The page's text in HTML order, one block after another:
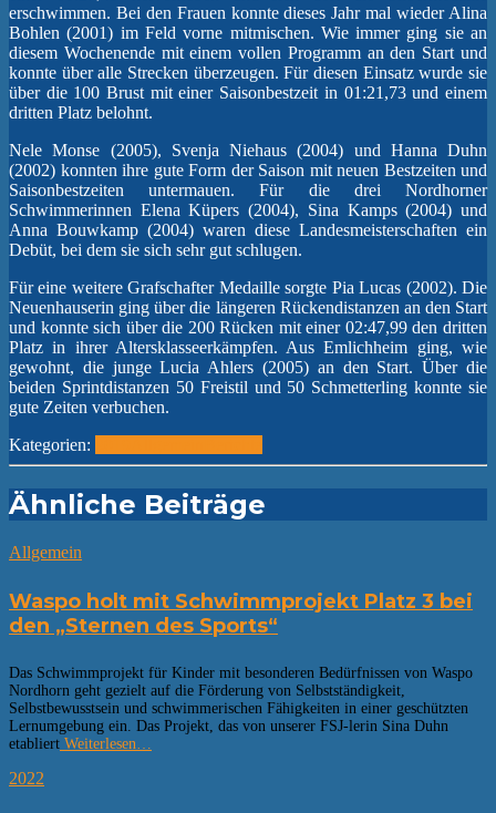
erschwimmen. Bei den Frauen konnte dieses Jahr mal wieder Alina
Bohlen (2001) im Feld vorne mitmischen. Wie immer ging sie an
diesem Wochenende mit einem vollen Programm an den Start und
konnte über alle Strecken überzeugen. Für diesen Einsatz wurde sie
über die 100 Brust mit einer Saisonbestzeit in 01:21,73 und einem
dritten Platz belohnt.
Nele Monse (2005), Svenja Niehaus (2004) und Hanna Duhn
(2002) konnten ihre gute Form der Saison mit neuen Bestzeiten und
Saisonbestzeiten untermauen. Für die drei Nordhorner
Schwimmerinnen Elena Küpers (2004), Sina Kamps (2004) und
Anna Bouwkamp (2004) waren diese Landesmeisterschaften ein
Debüt, bei dem sie sich sehr gut schlugen.
Für eine weitere Grafschafter Medaille sorgte Pia Lucas (2002). Die
Neuenhauserin ging über die längeren Rückendistanzen an den Start
und konnte sich über die 200 Rücken mit einer 02:47,99 den dritten
Platz in ihrer Altersklasseerkämpfen. Aus Emlichheim ging, wie
gewohnt, die junge Lucia Ahlers (2005) an den Start. Über die
beiden Sprintdistanzen 50 Freistil und 50 Schmetterling konnte sie
gute Zeiten verbuchen.
Kategorien:
Ähnliche Beiträge
Allgemein
Waspo holt mit Schwimmprojekt Platz 3 bei
den „Sternen des Sports“
Das Schwimmprojekt für Kinder mit besonderen Bedürfnissen von Waspo
Nordhorn geht gezielt auf die Förderung von Selbstständigkeit,
Selbstbewusstsein und schwimmerischen Fähigkeiten in einer geschützten
Lernumgebung ein. Das Projekt, das von unserer FSJ-lerin Sina Duhn
etabliert Weiterlesen…
2022